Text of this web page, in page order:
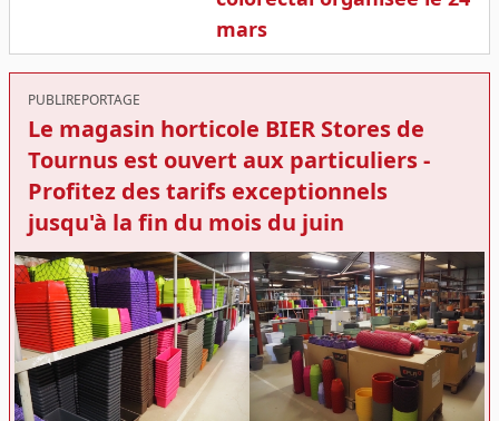
mars
PUBLIREPORTAGE
Le magasin horticole BIER Stores de
Tournus est ouvert aux particuliers -
Profitez des tarifs exceptionnels
jusqu'à la fin du mois du juin